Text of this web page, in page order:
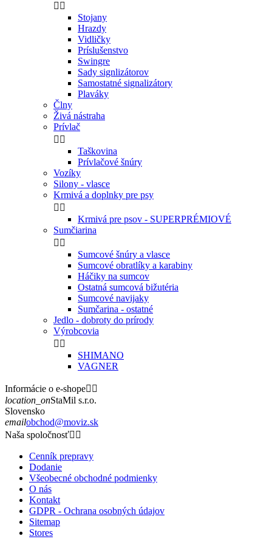
 
Stojany
Hrazdy
Vidličky
Príslušenstvo
Swingre
Sady signlizátorov
Samostatné signalizátory
Plaváky
Člny
Živá nástraha
Prívlač
 
Taškovina
Prívlačové šnúry
Vozíky
Silony - vlasce
Krmivá a doplnky pre psy
 
Krmivá pre psov - SUPERPRÉMIOVÉ
Sumčiarina
 
Sumcové šnúry a vlasce
Sumcové obratlíky a karabiny
Háčiky na sumcov
Ostatná sumcová bižutéria
Sumcové navijaky
Sumčarina - ostatné
Jedlo - dobroty do prírody
Výrobcovia
 
SHIMANO
VAGNER
Informácie o e-shope 
location_onStaMil s.r.o.
Slovensko
emailobchod@moviz.sk
Naša spoločnosť 
Cenník prepravy
Dodanie
Všeobecné obchodné podmienky
O nás
Kontakt
GDPR - Ochrana osobných údajov
Sitemap
Stores